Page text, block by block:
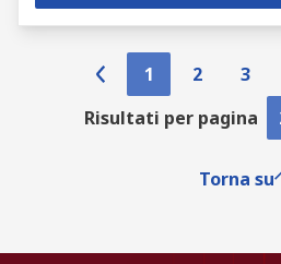
1 2 3
Risultati per pagina
Torna su